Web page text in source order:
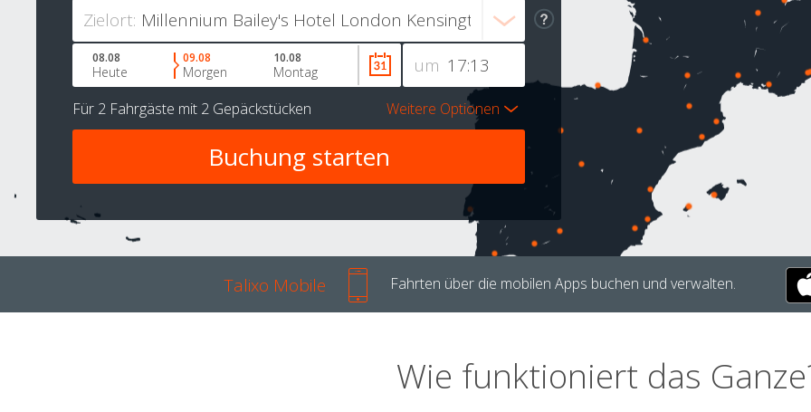
Zielort:
um
08.08
Heute
09.08
Morgen
10.08
Montag
Für 2 Fahrgäste mit 2 Gepäckstücken Weitere Optionen
Talixo Mobile Fahrten über die mobilen Apps buchen und verwalten.
Wie funktioniert das